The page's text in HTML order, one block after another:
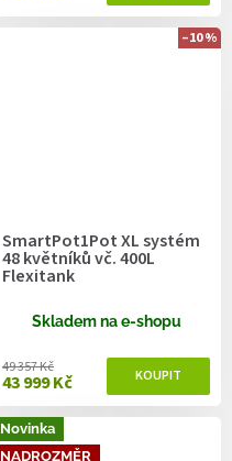
–10 %
SmartPot1Pot XL systém
48 květníků vč. 400L
Flexitank
Skladem na e-shopu
43 999 Kč
49 357 Kč
Novinka
NADROZMĚR